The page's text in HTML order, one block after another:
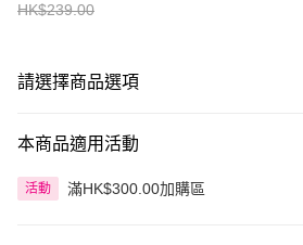
HK$239.00
請選擇商品選項
本商品適用活動
活動 滿HK$300.00加購區